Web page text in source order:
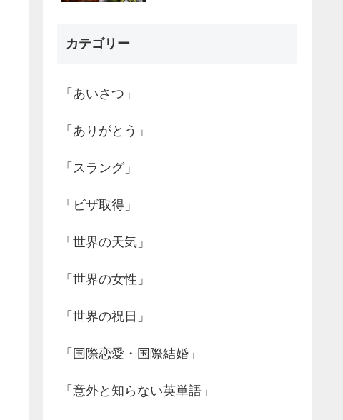
カテゴリー
「あいさつ」
「ありがとう」
「スラング」
「ビザ取得」
「世界の天気」
「世界の女性」
「世界の祝日」
「国際恋愛・国際結婚」
「意外と知らない英単語」